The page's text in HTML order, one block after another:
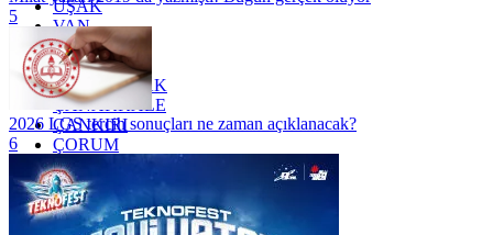
UŞAK
VAN
YALOVA
YOZGAT
ZONGULDAK
ÇANAKKALE
ÇANKIRI
ÇORUM
İSTANBUL
İZMİR
ŞANLIURFA
ŞIRNAK
5
2026 LGS tercih sonuçları ne zaman açıklanacak?
6